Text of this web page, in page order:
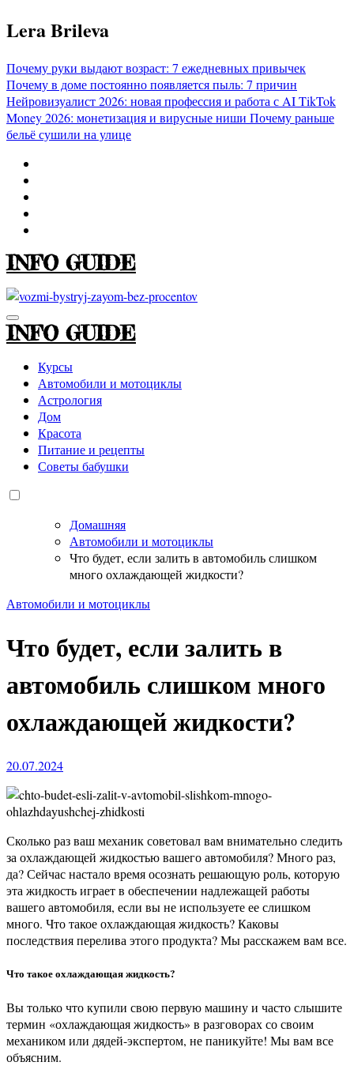
Перейти
к
Lera Brileva
Почему руки выдают возраст: 7 ежедневных привычек
Почему в доме постоянно появляется пыль: 7 причин
Нейровизуалист 2026: новая профессия и работа с AITikTok
Money 2026: монетизация и вирусные ниши Почему раньше
бельё сушили на улице
INFO GUIDE
INFO GUIDE
Курсы
Автомобили и мотоциклы
Астрология
Дом
Красота
Питание и рецепты
Советы бабушки
Домашняя
Автомобили и мотоциклы
Что будет, если залить в автомобиль слишком
много охлаждающей жидкости?
Автомобили и мотоциклы
Что будет, если залить в
автомобиль слишком много
охлаждающей жидкости?
20.07.2024
Сколько раз ваш механик советовал вам внимательно следить
за охлаждающей жидкостью вашего автомобиля? Много раз,
да? Сейчас настало время осознать решающую роль, которую
эта жидкость играет в обеспечении надлежащей работы
вашего автомобиля, если вы не используете ее слишком
много. Что такое охлаждающая жидкость? Каковы
последствия перелива этого продукта? Мы расскажем вам все.
Что такое охлаждающая жидкость?
Вы только что купили свою первую машину и часто слышите
термин «охлаждающая жидкость» в разговорах со своим
механиком или дядей-экспертом, не паникуйте! Мы вам все
объясним.